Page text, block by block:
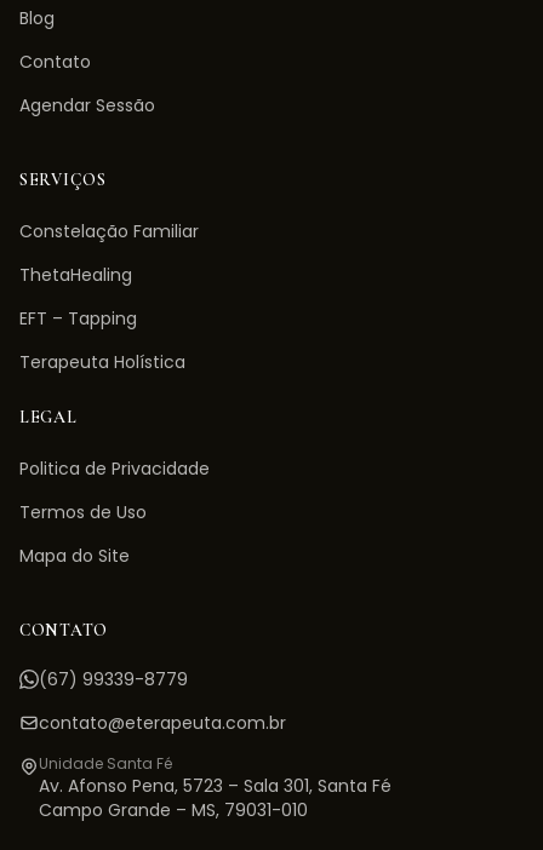
Blog
Contato
Agendar Sessão
SERVIÇOS
Constelação Familiar
ThetaHealing
EFT – Tapping
Terapeuta Holística
LEGAL
Politica de Privacidade
Termos de Uso
Mapa do Site
CONTATO
(67) 99339-8779
contato@eterapeuta.com.br
Unidade Santa Fé
Av. Afonso Pena, 5723 – Sala 301, Santa Fé
Campo Grande – MS, 79031-010